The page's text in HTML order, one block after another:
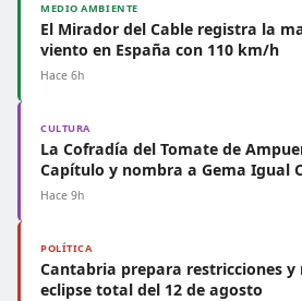
MEDIO AMBIENTE
El Mirador del Cable registra la
viento en España con 110 km/h
Hace 6h
CULTURA
La Cofradía del Tomate de
Capítulo y nombra a Gema Igual
Hace 9h
POLÍTICA
Cantabria prepara restricciones y
eclipse total del 12 de agosto